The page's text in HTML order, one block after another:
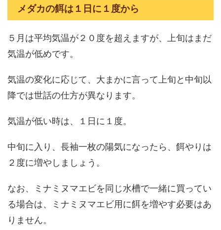
メダカの餌は１日に１度から
５月は平均気温が２０度を超えますが、上旬はまだ
気温が低めです。
気温の変化に応じて、大まかに言って上旬と中旬以
降では世話の仕方が異なります。
気温が低い時は、１日に１度。
中旬に入り、長袖一枚の陽気になったら、餌やりは
２度に増やしましょう。
なお、ミナミヌマエビを同じ水槽で一緒に買ってい
る場合は、ミナミヌマエビ用に餌を増やす必要はあ
りません。